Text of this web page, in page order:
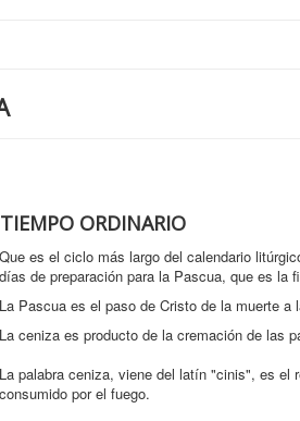
ORDINARIO
Que es el ciclo más largo del calendario
días de preparación para la Pascua, que es la
La Pascua es el paso de Cristo de la muerte a
La ceniza es producto de la cremación de las
La palabra ceniza, viene del latín "cinis", es el
consumido por el fuego.